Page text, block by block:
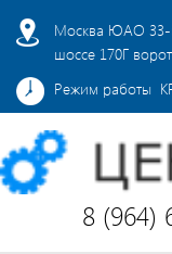
Москва ЮАО 33-
шоссе 170Г
Режим работы
8 (964)